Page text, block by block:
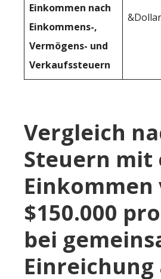
Einkommen nach
Einkommens-,
Vermögens- und
Verkaufssteuern
Vergleich
Steuern mit
Einkommen
$150.000
bei
Einreichung